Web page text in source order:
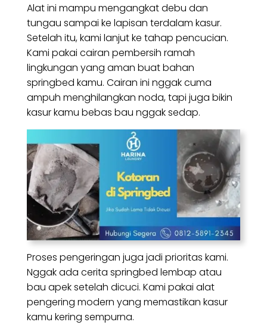
Alat ini mampu mengangkat debu dan
tungau sampai ke lapisan terdalam kasur.
Setelah itu, kami lanjut ke tahap pencucian.
Kami pakai cairan pembersih ramah
lingkungan yang aman buat bahan
springbed kamu. Cairan ini nggak cuma
ampuh menghilangkan noda, tapi juga bikin
kasur kamu bebas bau nggak sedap.
Proses pengeringan juga jadi prioritas kami.
Nggak ada cerita springbed lembap atau
bau apek setelah dicuci. Kami pakai alat
pengering modern yang memastikan kasur
kamu kering sempurna.